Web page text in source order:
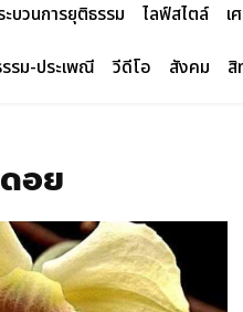
ะบวนการยุติธรรม ไลฟ์สไตล์ เ
รม-ประเพณี วีดีโอ สังคม สิ
อย